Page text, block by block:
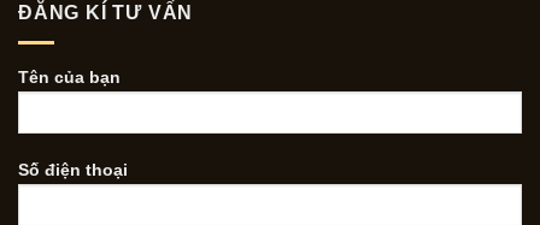
ĐĂNG KÍ TƯ VẤN
Tên của bạn
Số điện thoại